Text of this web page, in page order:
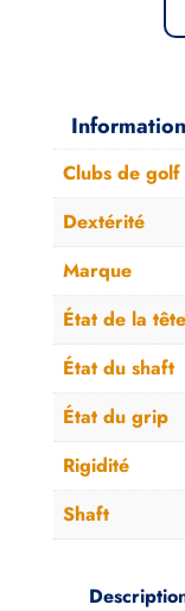
5
XXIO
Prime
Royal
Neuf
Clubs de golf
Dextérité
Marque
État de la tête
État du shaft
État du grip
Rigidité
Shaft